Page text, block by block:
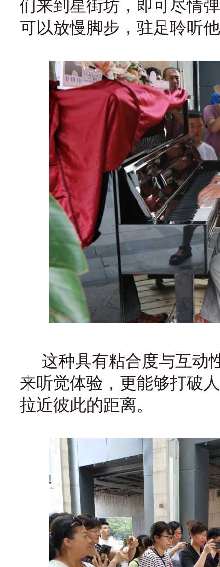
们来到星街坊，即可尽情
可以放慢脚步，驻足聆听
这种具有粘合度与互动
来听觉体验，更能够打破
拉近彼此的距离。